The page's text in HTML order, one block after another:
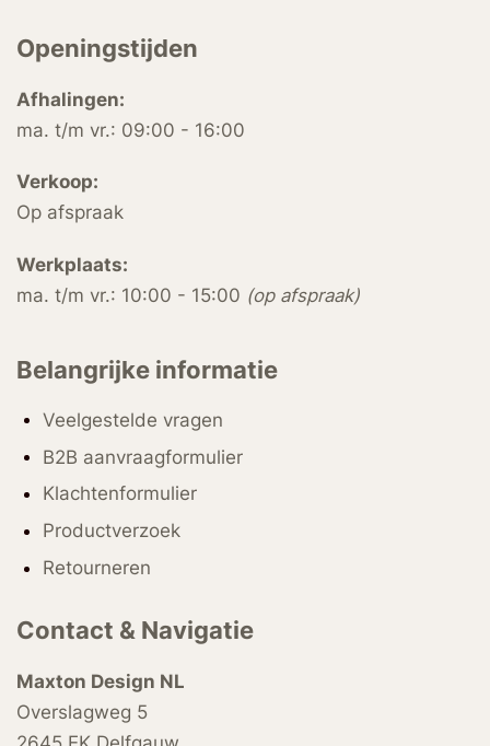
Openingstijden
Afhalingen:
ma. t/m vr.: 09:00 - 16:00
Verkoop:
Op afspraak
Werkplaats:
ma. t/m vr.: 10:00 - 15:00 (op afspraak)
Belangrijke informatie
Veelgestelde vragen
B2B aanvraagformulier
Klachtenformulier
Productverzoek
Retourneren
Contact & Navigatie
Maxton Design NL
Overslagweg 5